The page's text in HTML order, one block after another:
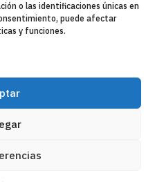
o las identificaciones únicas en
puede afectar
y funciones.